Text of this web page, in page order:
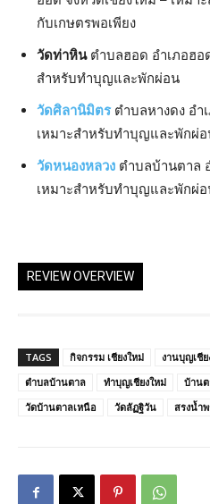
กับเกษตรพอเพียง
วัดท่าหินตำบลฮอด อำเภอฮอ
สำหรับทำบุญและพักผ่อน
วัดศิลานิมิตรตำบลหางดง อำ
เหมาะสำหรับทำบุญและพักผ่
วัดหนองหลวง ตำบลบ้านตาล
เหมาะสำหรับทำบุญและพักผ่
REVIEW OVERVIEW
TAGS กิจกรรม เชียงใหม่ งานบุญเชีย
ตำบลบ้านตาล
ทำบุญเชียงใหม่ บ้าน
วัดบ้านตาลเหนือ
วัดลัฏฐิวัน สรงน้ำ